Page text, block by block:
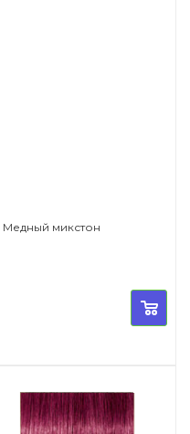
Vibrance - 0 -77 - Медный микстон